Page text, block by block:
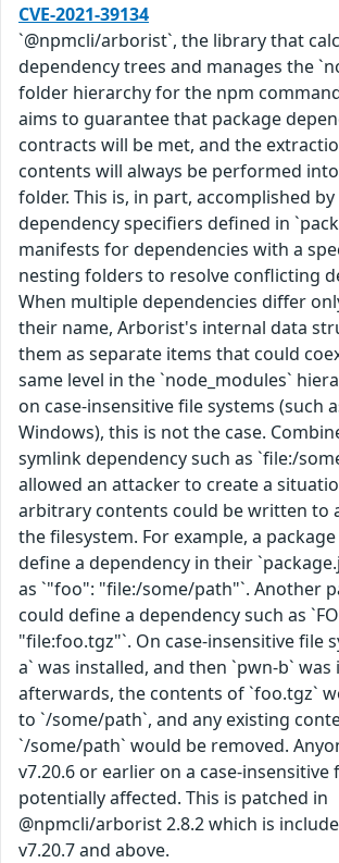
CVE-2021-39134
`@npmcli/arborist`, the library that
dependency trees and manages the
folder hierarchy for the npm
aims to guarantee that package
contracts will be met, and the
contents will always be performed
folder. This is, in part, accomplished
dependency specifiers defined in
manifests for dependencies with a
nesting folders to resolve conflicting
When multiple dependencies differ
their name, Arborist's internal data
them as separate items that could
same level in the `node_modules`
on case-insensitive file systems (such
Windows), this is not the case.
symlink dependency such as `file:/
allowed an attacker to create a
arbitrary contents could be written to
the filesystem. For example, a
define a dependency in their
as `"foo": "file:/some/path"`. Another
could define a dependency such as
"file:foo.tgz"`. On case-insensitive file
a` was installed, and then `pwn-b` was
afterwards, the contents of `foo.tgz`
to `/some/path`, and any existing
`/some/path` would be removed.
v7.20.6 or earlier on a case-insensitive
potentially affected. This is patched in
@npmcli/arborist 2.8.2 which is
v7.20.7 and above.